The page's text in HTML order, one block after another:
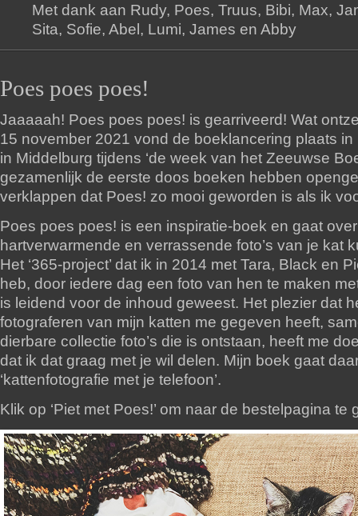
Met dank aan Rudy, Poes, Truus, Bibi, Max,
Sita, Sofie, Abel, Lumi, James en Abby
Poes poes poes!
Jaaaaah! Poes poes poes! is gearriveerd! Wat
15 november 2021 vond de boeklancering plaats in
in Middelburg tijdens ‘de week van het Zeeuwse
gezamenlijk de eerste doos boeken hebben
verklappen dat Poes! zo mooi geworden is als ik
Poes poes poes! is een inspiratie-boek en gaat
hartverwarmende en verrassende foto’s van je kat
Het ‘365-project’ dat ik in 2014 met Tara, Black en
heb, door iedere dag een foto van hen te maken
is leidend voor de inhoud geweest. Het plezier dat
fotograferen van mijn katten me gegeven heeft,
dierbare collectie foto’s die is ontstaan, heeft me
dat ik dat graag met je wil delen. Mijn boek gaat
‘kattenfotografie met je telefoon’.
Klik op ‘Piet met Poes!’ om naar de bestelpagina te